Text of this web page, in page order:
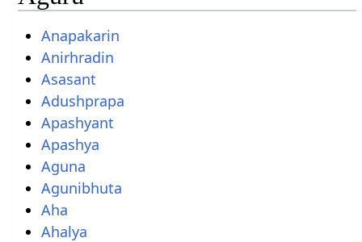
Anapakarin
Anirhradin
Asasant
Adushprapa
Apashyant
Apashya
Aguna
Agunibhuta
Aha
Ahalya